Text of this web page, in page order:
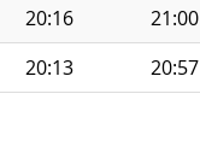
20:16 21:00
20:13 20:57